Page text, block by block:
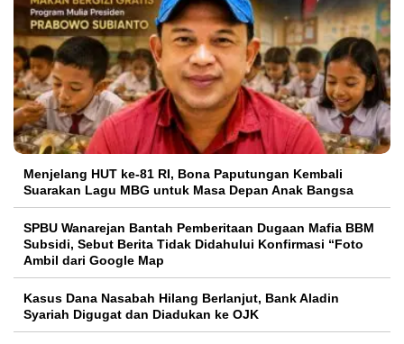
Menjelang HUT ke-81 RI, Bona Paputungan Kembali
Suarakan Lagu MBG untuk Masa Depan Anak Bangsa
SPBU Wanarejan Bantah Pemberitaan Dugaan Mafia BBM
Subsidi, Sebut Berita Tidak Didahului Konfirmasi “Foto
Ambil dari Google Map
Kasus Dana Nasabah Hilang Berlanjut, Bank Aladin
Syariah Digugat dan Diadukan ke OJK